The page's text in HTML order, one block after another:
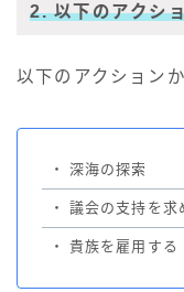
2. 以下のアクシ
以下のアクション
・ 深海の探索
・ 議会の支持を求
・ 貴族を雇用する